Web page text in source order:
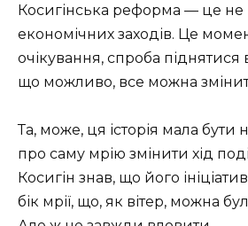
Косигінська реформа — це не
економічних заходів. Це
очікування, спроба піднятися
що можливо, все можна
Та, може, ця історія мала бути
про саму мрію змінити хід
Косигін знав, що його
бік мрії, що, як вітер, можна